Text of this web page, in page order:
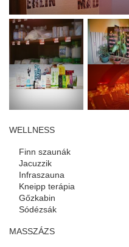
WELLNESS
Finn szaunák
Jacuzzik
Infraszauna
Kneipp terápia
Gőzkabin
Sódézsák
MASSZÁZS